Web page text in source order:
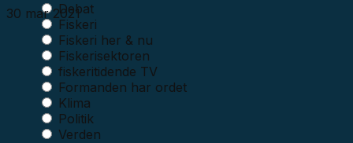
Debat
Fiskeri
Fiskeri her & nu
Fiskerisektoren
fiskeritidende TV
Formanden har ordet
Klima
Politik
Verden
30 mar 2021